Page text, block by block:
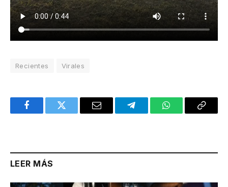
Recientes Virales
FacebookTwitter Email TelegramWhatsAppCopy
LEER MÁS